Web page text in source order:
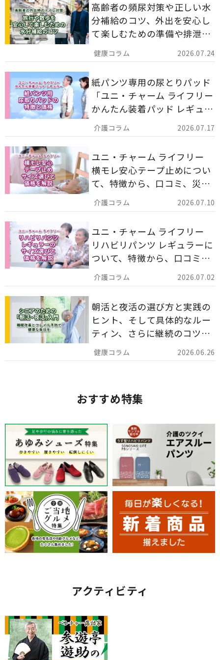
2026.07.24
高齢者の頻尿対策や正しい水
分補給のコツ、外出を安心し
て楽しむための準備や排泄ケ
ア用品の選び方を解説しま
す。
2026.07.17
紙パンツ専用の尿とりパッド
「ユニ・チャーム ライフリー
かんたん装着パッド レギュラ
ー 計162枚」について解説し
ます。
2026.07.10
ユニ・チャーム ライフリー
横モレ安心テープ止めについ
て、特徴から、口コミ、災害
備蓄としての活用法まで分か
りやすく解説します。
2026.07.02
ユニ・チャーム ライフリー
リハビリパンツ レギュラーに
ついて、特徴から、口コミ、
災害備蓄としての活用法まで
分かりやすく解説します。
2026.06.26
朝活と夜活の選び方と実践の
ヒント、そして具体的なルー
ティン、さらに継続のコツま
でを詳しくご紹介します。
おすすめ特集
アクティビティ